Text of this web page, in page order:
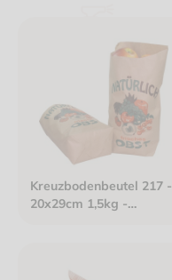
Kreuzbodenbeutel 217 -
20x29cm 1,5kg -